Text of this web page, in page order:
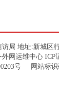
局 地址:新城区
网运维中心 ICP
号 网站标识